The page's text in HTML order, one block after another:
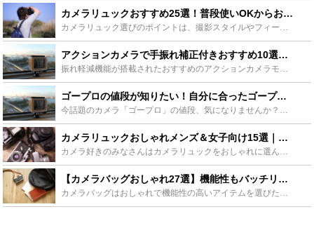
カメラリュックおすすめ25選！普段使いOKからおしゃれ・女子人気まで厳選！ - Leisurego(レジャーゴー)
カメラリュック選びのポイントは、撮影スタイルやフィールド、機材の量だけではありません。普段使いもできるかといった点や、カメラ女子にとってはおしゃれさも重要です。この記事ではおすすめのカメラリュックを...
アクションカメラで手振れ補正付きおすすめ10選！最強~中華まで - Leisurego(レジャーゴー)
振れ軽減機能が搭載されたおすすめのアクションカメラモデルを10個ご紹介します。最強モデルのGOPROから低価格の中華系まで。最強のアクションカメラGOPROの手振れ補正についても最新のHERO7とH...
ゴープロの値段が知りたい！自分に合ったゴープロを安く手に入れよう！ - Leisurego(レジャーゴー)
今話題のカメラ「ゴープロ」の値段、気になりませんか？できることならなるべく安く手に入れたいですよね。ここではゴープロの値段について徹底リサーチします。また、ラインナップの種類もチェックして、自分に合...
カメラリュックおしゃれメンズ＆女子向け15選｜人気ブランドも紹介！ - Leisurego(レジャーゴー)
カメラ好きのみなさんはカメラリュックをおしゃれに選んでいますか？カメラリュックをおしゃれにすると撮影場所の行き帰りもきっと楽しくなりますよ！今回は機能性に優れたカメラリュックの中からおしゃれなものを...
【カメラバッグおしゃれ27選】機能性もバッチリ！レディース・メンズ別に紹介 - Leisurego(レジャーゴー)
カメラバッグはおしゃれで機能性の高いアイテムを選びたいですね。そこで今回はレディース・メンズ別に人気のリュックを始めとしたタイプ別にカメラバックのおしゃれなおすすめをご紹介します。カメラバッグをお探...